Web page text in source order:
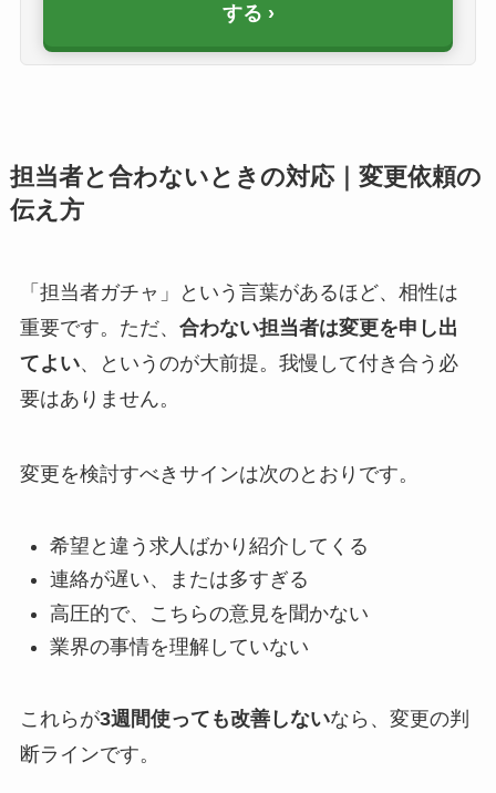
する
担当者と合わないときの対応｜変更依頼の
伝え方
「担当者ガチャ」という言葉があるほど、相性は
重要です。ただ、 合わない担当者は変更を申し出
てよい、というのが大前提。我慢して付き合う必
要はありません。
変更を検討すべきサインは次のとおりです。
希望と違う求人ばかり紹介してくる
連絡が遅い、または多すぎる
高圧的で、こちらの意見を聞かない
業界の事情を理解していない
これらが3週間使っても改善しないなら、変更の判
断ラインです。